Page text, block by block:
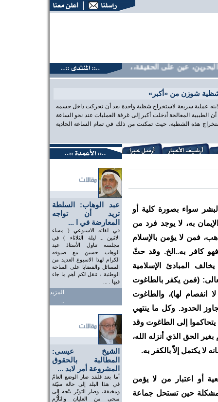
عين على الحقيقة،، منتديات البحرين، عين على
شوزن من «أكبر»
عملية سريعة لاستخراج شظية واحدة بعد أن تحركت داخل جسمه
المعالجة أدخلت أكبر إلى غرفة العمليات عند نحو الساعة
هذه الشظية، حيث تمكنت من ذلك في تمام الساعة الحادية
عبد الوهاب: السلطة
تريد أن تواجه
المعارضة في ا ...
في لقائه الاسبوعي ( مساء
الاثنين ـ ليلة الثلاثاء ) في
مجلسه تناول الأستاذ عبد
الوهاب حسين مع ضيوفه
الكرام لهذا الاسبوع العديد من
المسائل والقضايا على الساحة
الوطنية ، ننقل لكم أهم ما جاء
فيها . ...
المزيد
..
الشيخ عيسى:
المطالبة بالحقوق
المشروعة أمر لابد ...
أما بعد فلقد صار الوضع العامّ
في هذا البلد إلى حالة سيّئة
ومخيفة، وصار التوتّر يتّجه إلى
منحى من الغليان والتأزُّم
سواء بصورة كلية أو
به، لا يوجد فرد من
فمن لا يؤمن بالإسلام
كافر به..الخ. وقد حثّ
المبادئ الإسلامية
(فمن يكفر بالطاغوت
انفصام لها)، والطاغوت
الحدود. وكل ما ينتهي
إلى الطاغوت وقد
الحق الذي أنزله الله،
لا يكتمل إلاّ بالكفر به.
أو اعتبار من لا يؤمن
حين تستحل جماعة